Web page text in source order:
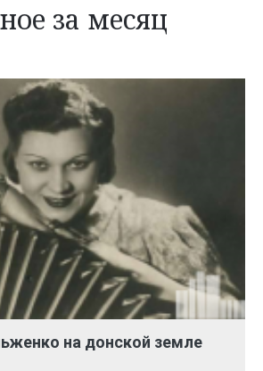
за месяц
на донской земле